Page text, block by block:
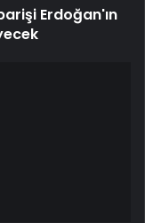
Erdoğan'ın